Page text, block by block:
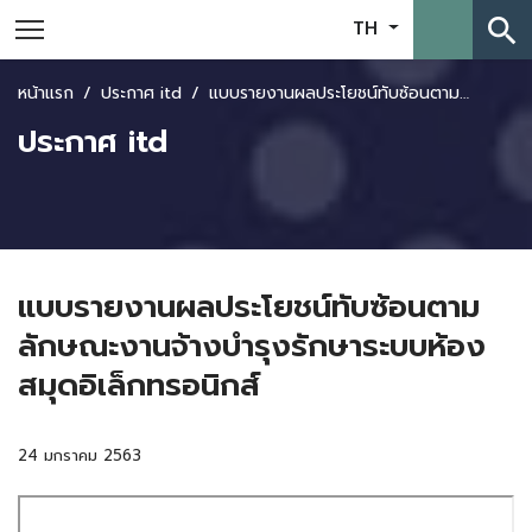
TH search
หน้าแรก ประกาศ itd แบบรายงานผลประโยชน์ทับซ้อนตามลักษณะงานจ้างบำรุงรักษาระบบห้องสมุดอิเล็กทรอนิกส์
ประกาศ itd
แบบรายงานผลประโยชน์ทับซ้อนตาม
ลักษณะงานจ้างบำรุงรักษาระบบห้อง
สมุดอิเล็กทรอนิกส์
24 มกราคม 2563